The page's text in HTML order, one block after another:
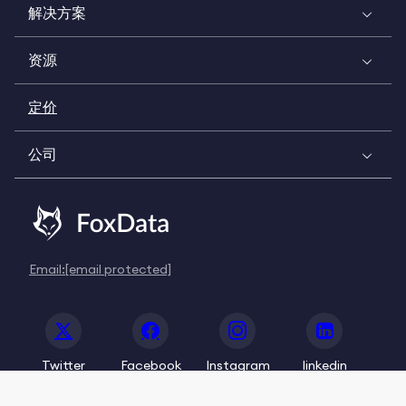
解决方案
资源
定价
公司
Email:[email protected]
Twitter Facebook Instagram linkedin